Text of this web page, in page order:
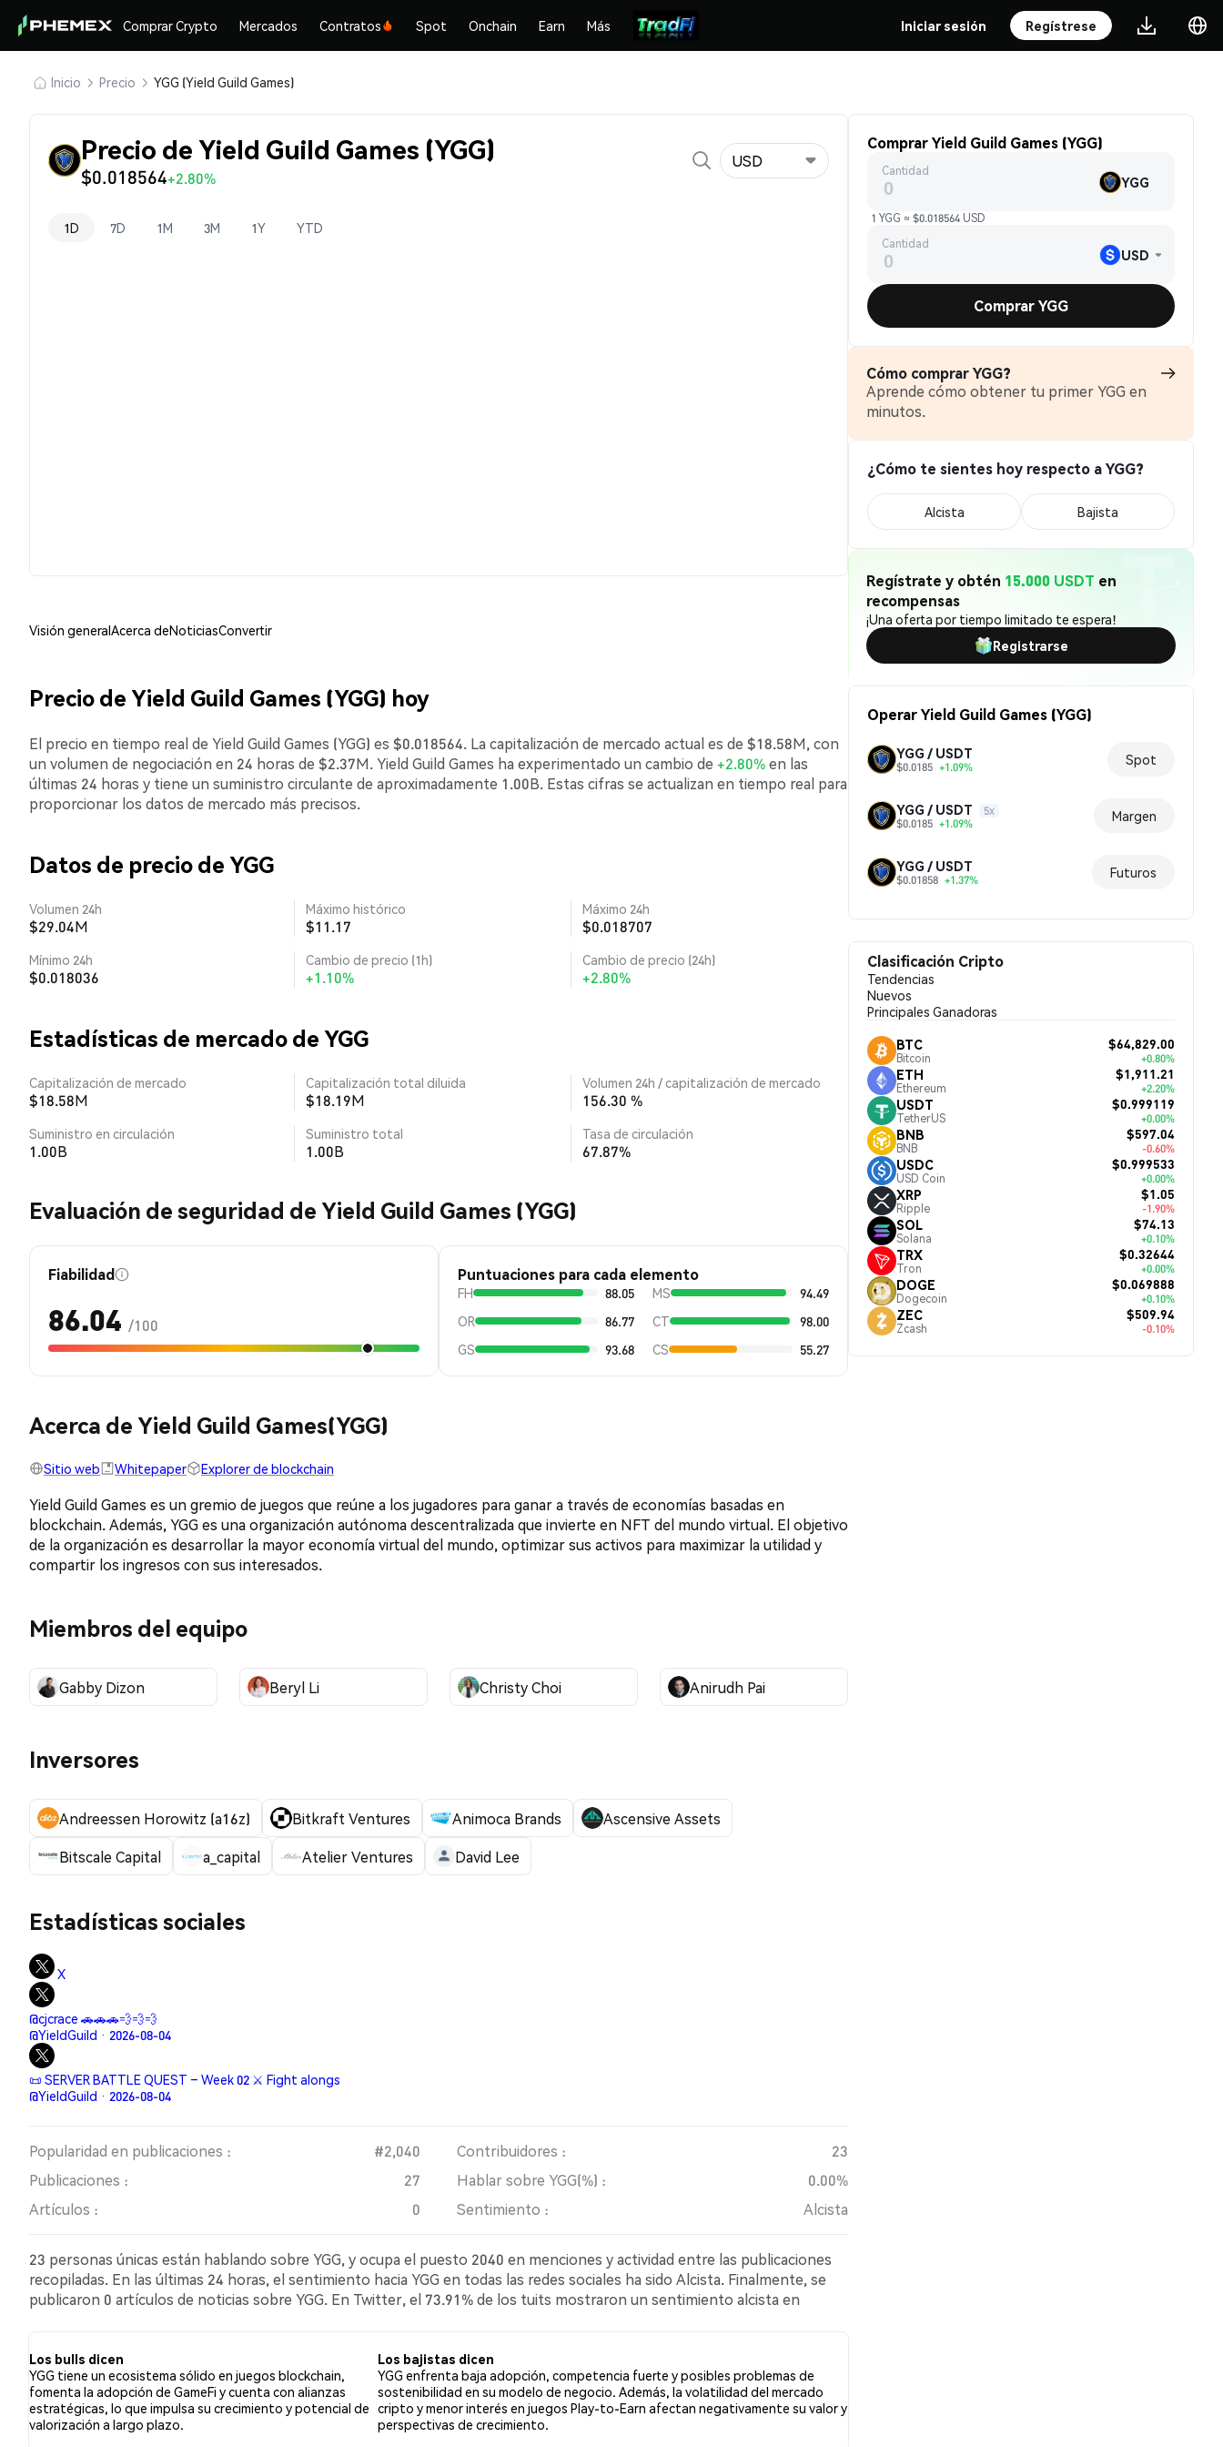
Comprar Crypto Mercados Contratos Spot Onchain Earn Más Iniciar sesión Regístrese
Inicio Precio YGG (Yield Guild Games)
Precio de Yield Guild Games (YGG)
$0.018564+2.80%
USD
1D 7D 1M 3M 1Y YTD
Visión generalAcerca deNoticiasConvertir
Precio de Yield Guild Games (YGG) hoy
El precio en tiempo real de Yield Guild Games (YGG) es $0.018564. La capitalización de mercado actual es de $18.58M, con
un volumen de negociación en 24 horas de $2.37M. Yield Guild Games ha experimentado un cambio de +2.80%en las
últimas 24 horas y tiene un suministro circulante de aproximadamente 1.00B. Estas cifras se actualizan en tiempo real para
proporcionar los datos de mercado más precisos.
Datos de precio de YGG
Volumen 24h
$29.04M
Máximo histórico
$11.17
Máximo 24h
$0.018707
Mínimo 24h
$0.018036
Cambio de precio (1h)
+1.10%
Cambio de precio (24h)
+2.80%
Estadísticas de mercado de YGG
Capitalización de mercado
$18.58M
Capitalización total diluida
$18.19M
Volumen 24h / capitalización de mercado
156.30 %
Suministro en circulación
1.00B
Suministro total
1.00B
Tasa de circulación
67.87%
Evaluación de seguridad de Yield Guild Games (YGG)
Fiabilidad
86.04 /100
Puntuaciones para cada elemento
FH 88.05 MS
94.49
OR
86.77 CT
98.00
GS
93.68 CS 55.27
Acerca de Yield Guild Games(YGG)
Sitio web Whitepaper Explorer de blockchain
Yield Guild Games es un gremio de juegos que reúne a los jugadores para ganar a través de economías basadas en
blockchain. Además, YGG es una organización autónoma descentralizada que invierte en NFT del mundo virtual. El objetivo
de la organización es desarrollar la mayor economía virtual del mundo, optimizar sus activos para maximizar la utilidad y
compartir los ingresos con sus interesados.
Miembros del equipo
Gabby Dizon Beryl Li Christy Choi Anirudh Pai
Inversores
Andreessen Horowitz (a16z) Bitkraft Ventures Animoca Brands
Ascensive Assets
Bitscale Capital
a_capital Atelier Ventures David Lee
Estadísticas sociales
X
@cjcrace 🚗🚗🚗💨💨💨
@YieldGuild · 2026-08-04
📜 SERVER BATTLE QUEST – Week 02 ⚔️ Fight alongs
@YieldGuild · 2026-08-04
Popularidad en publicaciones : #2,040 Contribuidores :
23
Publicaciones :
27 Hablar sobre YGG(%) :
0.00%
Artículos :
0 Sentimiento : Alcista
23 personas únicas están hablando sobre YGG, y ocupa el puesto 2040 en menciones y actividad entre las publicaciones
recopiladas. En las últimas 24 horas, el sentimiento hacia YGG en todas las redes sociales ha sido Alcista. Finalmente, se
publicaron 0 artículos de noticias sobre YGG. En Twitter, el 73.91% de los tuits mostraron un sentimiento alcista en
Los bulls dicen
YGG tiene un ecosistema sólido en juegos blockchain,
fomenta la adopción de GameFi y cuenta con alianzas
estratégicas, lo que impulsa su crecimiento y potencial de
valorización a largo plazo.
Los bajistas dicen
YGG enfrenta baja adopción, competencia fuerte y posibles problemas de
sostenibilidad en su modelo de negocio. Además, la volatilidad del mercado
cripto y menor interés en juegos Play-to-Earn afectan negativamente su valor y
perspectivas de crecimiento.
Comprar Yield Guild Games (YGG)
Cantidad
YGG
1 YGG ≈ $0.018564 USD
Cantidad
USD
Comprar YGG
Cómo comprar YGG?
Aprende cómo obtener tu primer YGG en
minutos.
¿Cómo te sientes hoy respecto a YGG?
Alcista Bajista
Regístrate y obtén 15.000 USDT en
recompensas
¡Una oferta por tiempo limitado te espera!
Registrarse
Operar Yield Guild Games (YGG)
YGG / USDT
$0.0185 +1.09% Spot
YGG / USDT
5x
$0.0185 +1.09% Margen
YGG / USDT
$0.01858 +1.37% Futuros
Clasificación Cripto
Tendencias
Nuevos
Principales Ganadoras
BTC
Bitcoin
$64,829.00
+0.80%
ETH
Ethereum
$1,911.21
+2.20%
USDT
TetherUS
$0.999119
+0.00%
BNB
BNB
$597.04
-0.60%
USDC
USD Coin
$0.999533
+0.00%
XRP
Ripple
$1.05
-1.90%
SOL
Solana
$74.13
+0.10%
TRX
Tron
$0.32644
+0.00%
DOGE
Dogecoin
$0.069888
+0.10%
ZEC
Zcash
$509.94
-0.10%